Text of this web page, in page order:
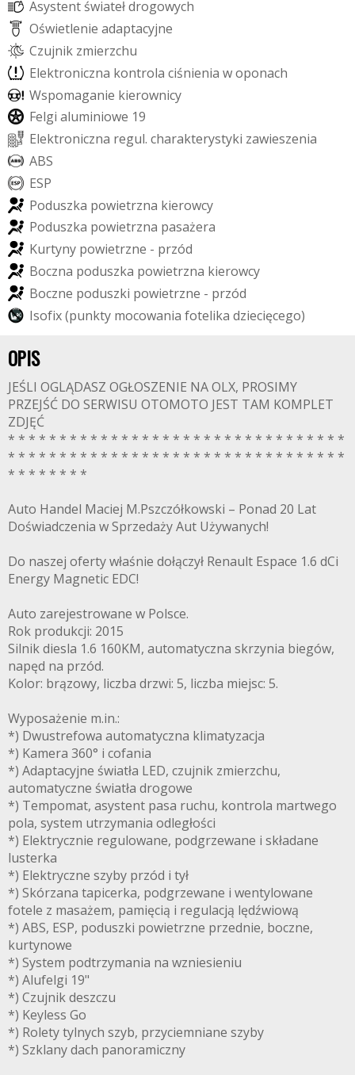
Asystent światełdrogowych
Oświetlenie adaptacyjne
Czujnik zmierzchu
Elektroniczna kontrola ciśnienia woponach
Wspomaganie kierownicy
Felgi aluminiowe 19
Elektroniczna regul. charakterystyki zawieszenia
ABS
ESP
Poduszka powietrzna kierowcy
Poduszka powietrzna pasażera
Kurtyny powietrzne - przód
Boczna poduszka powietrzna kierowcy
Boczne poduszki powietrzne - przód
Isofix(punkty mocowania fotelika dziecięcego)
OPIS
JEŚLI OGLĄDASZ OGŁOSZENIE NA OLX, PROSIMY
PRZEJŚĆ DO SERWISU OTOMOTO JEST TAM KOMPLET
ZDJĘĆ
* * * * * * * * * * * * * * * * * * * * * * * * * * * * * * * * *
* * * * * * * * * * * * * * * * * * * * * * * * * * * * * * * * *
* * * * * * * *
Auto Handel Maciej M.Pszczółkowski – Ponad 20 Lat
Doświadczenia w Sprzedaży Aut Używanych!
Do naszej oferty właśnie dołączył Renault Espace 1.6 dCi
Energy Magnetic EDC!
Auto zarejestrowane w Polsce.
Rok produkcji: 2015
Silnik diesla 1.6 160KM, automatyczna skrzynia biegów,
napęd na przód.
Kolor: brązowy, liczba drzwi: 5, liczba miejsc: 5.
Wyposażenie m.in.:
*) Dwustrefowa automatyczna klimatyzacja
*) Kamera 360° i cofania
*) Adaptacyjne światła LED, czujnik zmierzchu,
automatyczne światła drogowe
*) Tempomat, asystent pasa ruchu, kontrola martwego
pola, system utrzymania odległości
*) Elektrycznie regulowane, podgrzewane i składane
lusterka
*) Elektryczne szyby przód i tył
*) Skórzana tapicerka, podgrzewane i wentylowane
fotele z masażem, pamięcią i regulacją lędźwiową
*) ABS, ESP, poduszki powietrzne przednie, boczne,
kurtynowe
*) System podtrzymania na wzniesieniu
*) Alufelgi 19"
*) Czujnik deszczu
*) Keyless Go
*) Rolety tylnych szyb, przyciemniane szyby
*) Szklany dach panoramiczny